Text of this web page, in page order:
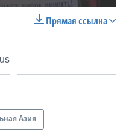
Прямая ссылка
Азия